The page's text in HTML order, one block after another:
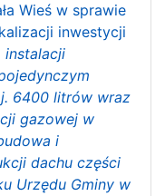
Wieś w sprawie
inwestycji
instalacji
6400 litrów wraz
gazowej w
i
dachu części
Urzędu Gminy w